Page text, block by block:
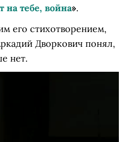
тебе, война».
его стихотворением,
Дворкович понял,
нет.